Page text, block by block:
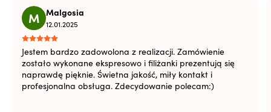
M Malgosia
12.01.2025
Jestem bardzo zadowolona z realizacji. Zamówienie
zostało wykonane ekspresowo i filiżanki prezentują się
naprawdę pięknie. Świetna jakość, miły kontakt i
profesjonalna obsługa. Zdecydowanie polecam:)